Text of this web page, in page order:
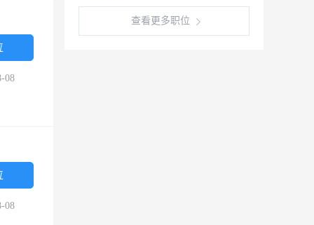
查看更多职位
08
08